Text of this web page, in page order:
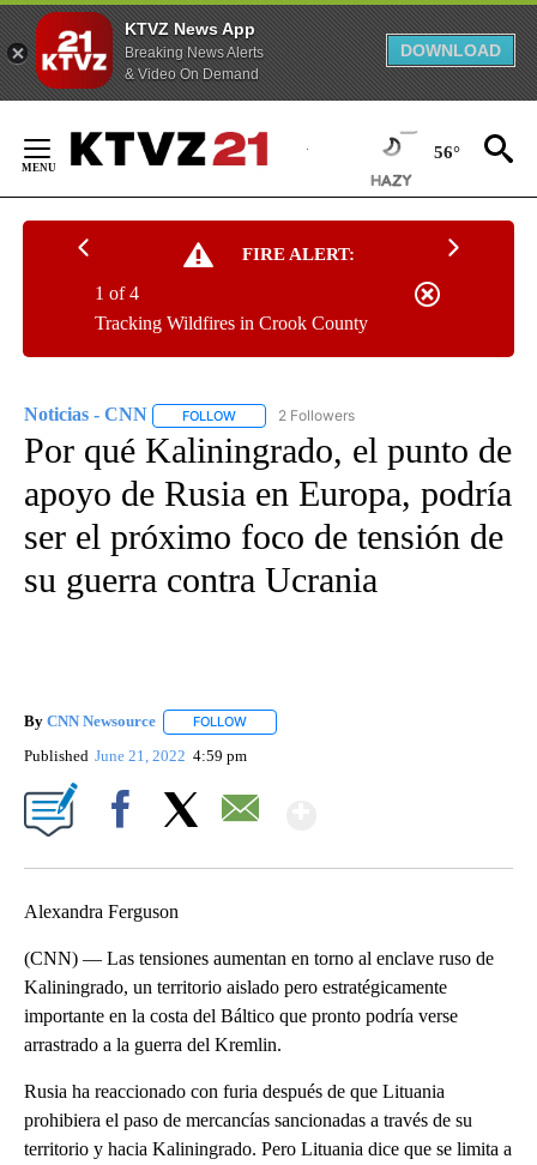
KTVZ News App
Breaking News Alerts
& Video On Demand
DOWNLOAD
Content
56°
FIRE ALERT:
Tracking Wildfires in Crook County
1 of 4
Noticias - CNN FOLLOW FOLLOW "NOTICIAS - CNN" TO RECEIVE
2 Followers
Por qué Kaliningrado, el punto de
apoyo de Rusia en Europa, podría
ser el próximo foco de tensión de
su guerra contra Ucrania
By CNN Newsource FOLLOW
Published June 21, 2022 4:59 pm
Alexandra Ferguson
(CNN) — Las tensiones aumentan en torno al enclave ruso de
Kaliningrado, un territorio aislado pero estratégicamente
importante en la costa del Báltico que pronto podría verse
arrastrado a la guerra del Kremlin.
Rusia ha reaccionado con furia después de que Lituania
prohibiera el paso de mercancías sancionadas a través de su
territorio y hacia Kaliningrado. Pero Lituania dice que se limita a